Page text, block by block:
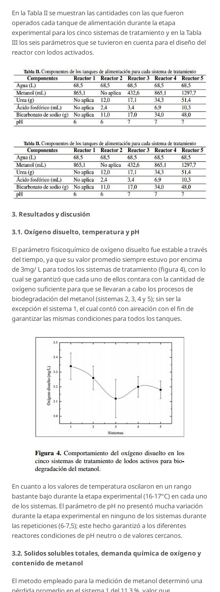
En la Tabla II se muestran las cantidades con las que fueron
operados cada tanque de alimentación durante la etapa
experimental para los cinco sistemas de tratamiento y en la Tabla
III los seis parámetros que se tuvieron en cuenta para el diseño del
reactor con lodos activados.
3. Resultados y discusión
3.1. Oxígeno disuelto, temperatura y pH
El parámetro fisicoquímico de oxígeno disuelto fue estable a través
del tiempo, ya que su valor promedio siempre estuvo por encima
de 3mg/ L para todos los sistemas de tratamiento (figura 4), con lo
cual se garantizó que cada uno de ellos contara con la cantidad de
oxígeno suficiente para que se llevaran a cabo los procesos de
biodegradación del metanol (sistemas 2, 3, 4 y 5); sin ser la
excepción el sistema 1, el cual contó con aireación con el fin de
garantizar las mismas condiciones para todos los tanques.
En cuanto a los valores de temperatura oscilaron en un rango
bastante bajo durante la etapa experimental (16-17°C) en cada uno
de los sistemas. El parámetro de pH no presentó mucha variación
durante la etapa experimental en ninguno de los sistemas durante
las repeticiones (6-7,5); este hecho garantizó a los diferentes
reactores condiciones de pH neutro o de valores cercanos.
3.2. Solidos solubles totales, demanda química de oxígeno y
contenido de metanol
El metodo empleado para la medición de metanol determinó una